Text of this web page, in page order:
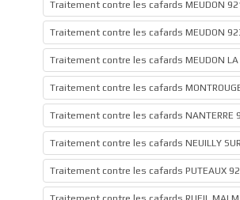
Traitement contre les cafards MEUDON
Traitement contre les cafards MEUDON
Traitement contre les cafards MEUDON LA
Traitement contre les cafards
Traitement contre les cafards NANTERRE
Traitement contre les cafards NEUILLY
Traitement contre les cafards PUTEAUX